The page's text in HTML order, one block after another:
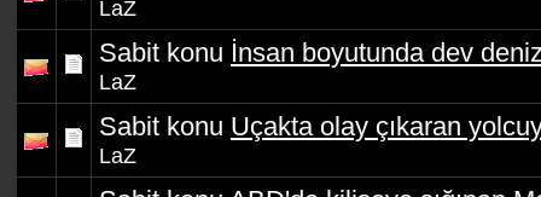
LaZ
Sabit konu İnsan boyutunda dev
LaZ
Sabit konu Uçakta olay çıkaran
LaZ